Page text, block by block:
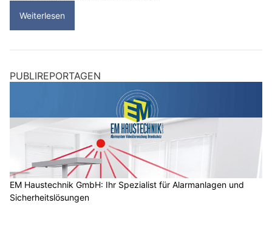
Weiterlesen
PUBLIREPORTAGEN
EM Haustechnik GmbH: Ihr Spezialist für Alarmanlagen und
Sicherheitslösungen